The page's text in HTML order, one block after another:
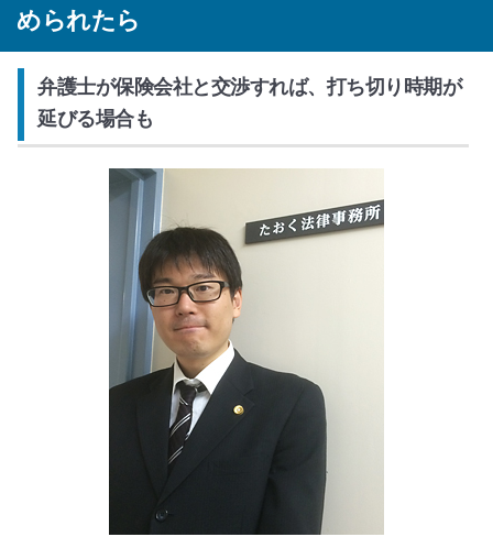
められたら
弁護士が保険会社と交渉すれば、打ち切り時期が
延びる場合も